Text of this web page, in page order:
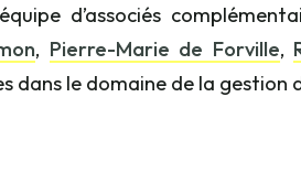
d’associés
, Pierre-Marie de Forville,
dans le domaine de la gestion